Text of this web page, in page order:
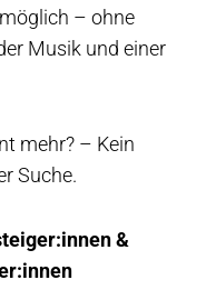
– ohne
Musik und einer
mehr? – Kein
Suche.
&